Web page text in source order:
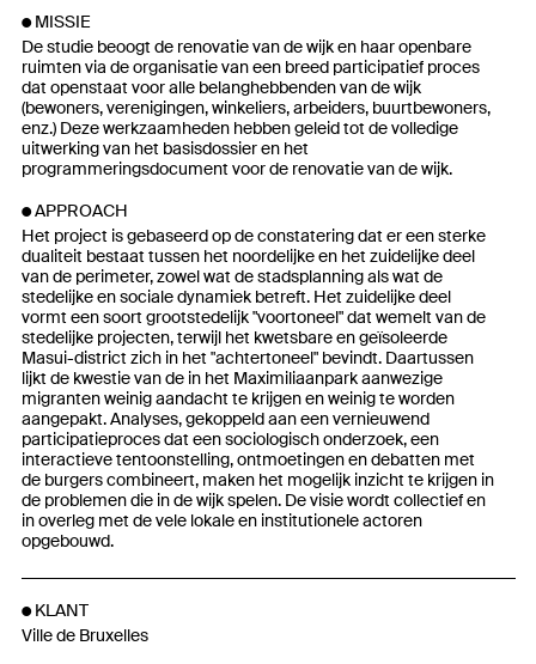
MISSIE
De studie beoogt de renovatie van de wijk en haar openbare
ruimten via de organisatie van een breed participatief proces
dat openstaat voor alle belanghebbenden van de wijk
(bewoners, verenigingen, winkeliers, arbeiders, buurtbewoners,
enz.) Deze werkzaamheden hebben geleid tot de volledige
uitwerking van het basisdossier en het
programmeringsdocument voor de renovatie van de wijk.
APPROACH
Het project is gebaseerd op de constatering dat er een sterke
dualiteit bestaat tussen het noordelijke en het zuidelijke deel
van de perimeter, zowel wat de stadsplanning als wat de
stedelijke en sociale dynamiek betreft. Het zuidelijke deel
vormt een soort grootstedelijk "voortoneel" dat wemelt van de
stedelijke projecten, terwijl het kwetsbare en geïsoleerde
Masui-district zich in het "achtertoneel" bevindt. Daartussen
lijkt de kwestie van de in het Maximiliaanpark aanwezige
migranten weinig aandacht te krijgen en weinig te worden
aangepakt. Analyses, gekoppeld aan een vernieuwend
participatieproces dat een sociologisch onderzoek, een
interactieve tentoonstelling, ontmoetingen en debatten met
de burgers combineert, maken het mogelijk inzicht te krijgen in
de problemen die in de wijk spelen. De visie wordt collectief en
in overleg met de vele lokale en institutionele actoren
opgebouwd.
KLANT
Ville de Bruxelles